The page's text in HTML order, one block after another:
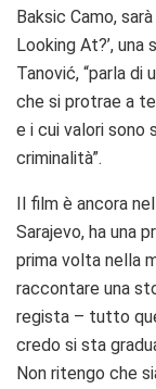
Baksic Camo,
Looking At?’,
Tanović, “parla
che si protrae a
e i cui valori sono
criminalità”.
Il film è ancora
Sarajevo, ha una
prima volta nella
raccontare una
regista – tutto
credo si sta
Non ritengo che